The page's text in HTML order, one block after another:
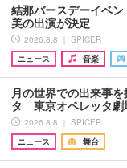
結那バースデーイベ
美の出演が決定
2026.8.8 ｜ SPICER
ニュース
音楽
月の世界での出来事
タ 東京オペレッタ劇
2026.8.8 ｜ SPICER
ニュース
舞台